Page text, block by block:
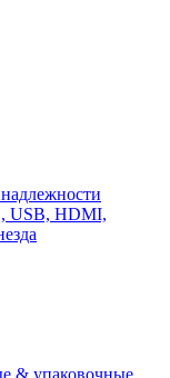
USB, HDMI,
& упаковочные